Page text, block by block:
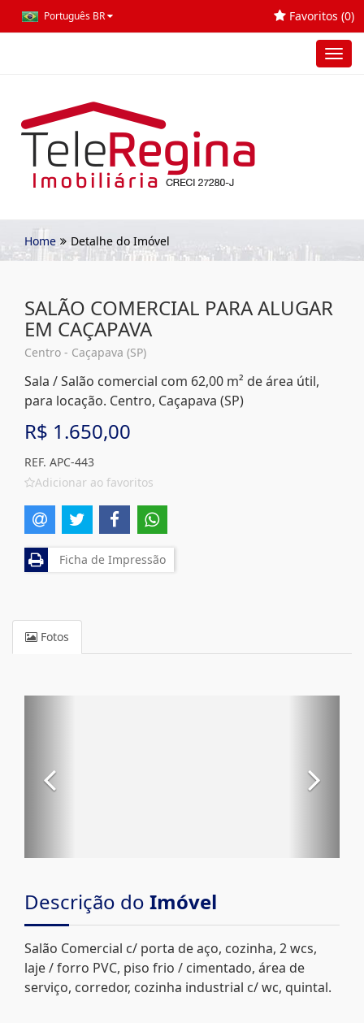
Português BR Favoritos (0)
Home Detalhe do Imóvel
SALÃO COMERCIAL PARA ALUGAR
EM CAÇAPAVA
Centro - Caçapava (SP)
Sala / Salão comercial com 62,00 m² de área útil,
para locação. Centro, Caçapava (SP)
R$ 1.650,00
REF. APC-443
Adicionar ao favoritos
Ficha de Impressão
Fotos
Descrição do Imóvel
Salão Comercial c/ porta de aço, cozinha, 2 wcs,
laje / forro PVC, piso frio / cimentado, área de
serviço, corredor, cozinha industrial c/ wc, quintal.